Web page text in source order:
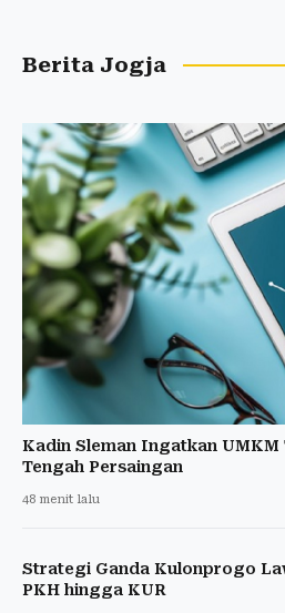
Berita Jogja
Kadin Sleman Ingatkan UMKM
Tengah Persaingan
48 menit lalu
Strategi Ganda Kulonprogo
PKH hingga KUR